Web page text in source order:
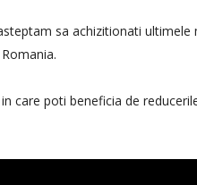
sa achizitionati ultimele
care poti beneficia de